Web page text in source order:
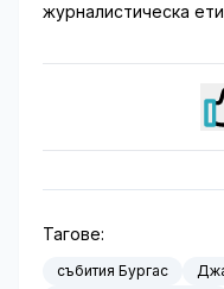
журналистическа
Тагове:
събития Бургас